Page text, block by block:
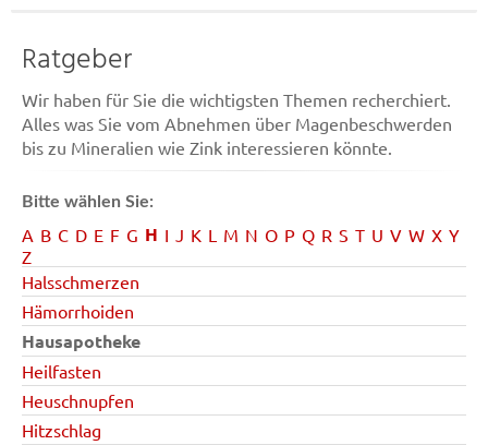
Ratgeber
Wir haben für Sie die wichtigsten Themen recherchiert.
Alles was Sie vom Abnehmen über Magenbeschwerden
bis zu Mineralien wie Zink interessieren könnte.
Bitte wählen Sie:
A B C D E F G H I J K L M N O P Q R S T U V W X Y
Z
Halsschmerzen
Hämorrhoiden
Hausapotheke
Heilfasten
Heuschnupfen
Hitzschlag